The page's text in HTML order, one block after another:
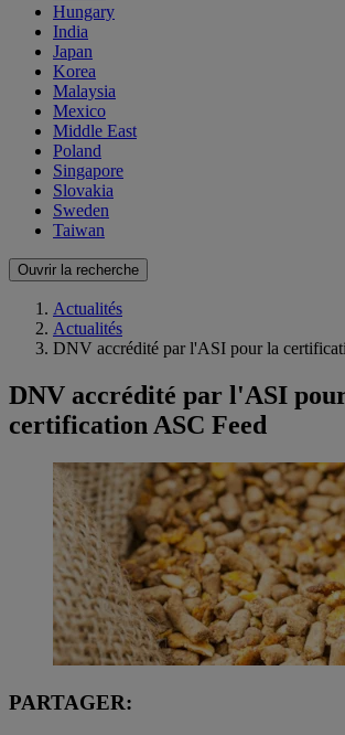
Hungary
India
Japan
Korea
Malaysia
Mexico
Middle East
Poland
Singapore
Slovakia
Sweden
Taiwan
Ouvrir la recherche
Actualités
Actualités
DNV accrédité par l'ASI pour la
DNV accrédité par l'ASI
certification ASC Feed
PARTAGER: